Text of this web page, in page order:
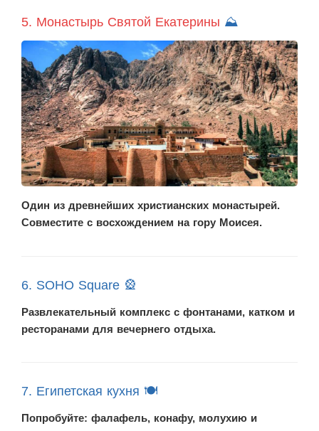
5. Монастырь Святой Екатерины ⛰️
Один из древнейших христианских монастырей.
Совместите с восхождением на гору Моисея.
6. SOHO Square 🎡
Развлекательный комплекс с фонтанами, катком и
ресторанами для вечернего отдыха.
7. Египетская кухня 🍽️
Попробуйте: фалафель, конафу, молухию и